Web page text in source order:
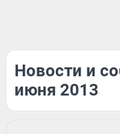
Новости и
июня 2013